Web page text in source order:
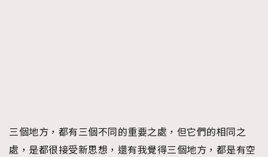
三個地方，都有三個不同的重要之處，但它們的相同之
處，是都很接受新思想，還有我覺得三個地方，都是有空